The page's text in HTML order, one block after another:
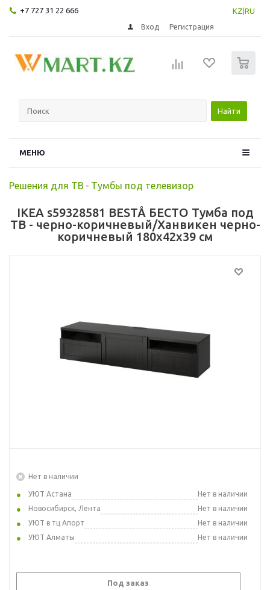
+7 727 31 22 666 KZ RU
Вход Регистрация
Найти
МЕНЮ
Решения для ТВ - Тумбы под телевизор
IKEA s59328581 BESTÅ БЕСТО Тумба под
ТВ - черно-коричневый/Ханвикен черно-
коричневый 180x42x39 см
Нет в наличии
УЮТ Астана
Нет в наличии
Новосибирск, Лента
Нет в наличии
УЮТ в тц Апорт
Нет в наличии
УЮТ Алматы
Нет в наличии
Под заказ